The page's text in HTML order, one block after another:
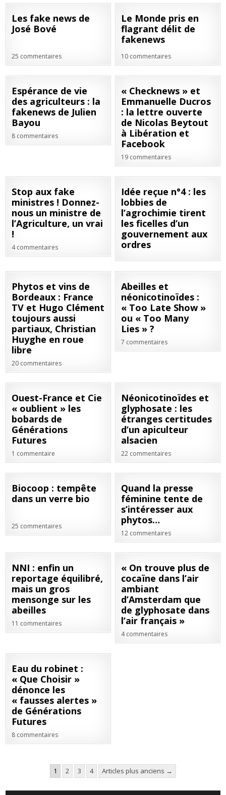
27
SEP
Les fake news de
José Bové
25 commentaires
02
OCT
Le Monde pris en
flagrant délit de
fakenews
10 commentaires
OCT
2017
Espérance de vie
des agriculteurs : la
fakenews de Julien
Bayou
8 commentaires
06
JUIL
2019
« Checknews » et
Emmanuelle Ducros
: la lettre ouverte
de Nicolas Beytout
à Libération et
Facebook
19 commentaires
2018
Stop aux fake
ministres ! Donnez-
nous un ministre de
l’Agriculture, un vrai
!
4 commentaires
25
AOÛT
Idée reçue n°4 : les
lobbies de
l’agrochimie tirent
les ficelles d’un
gouvernement aux
ordres
14
AVR
2021
Phytos et vins de
Bordeaux : France
TV et Hugo Clément
toujours aussi
partiaux, Christian
Huyghe en roue
libre
20 commentaires
2021
Abeilles et
néonicotinoïdes :
« Too Late Show »
ou « Too Many
Lies » ?
7 commentaires
31
MAR
Ouest-France et Cie
« oublient » les
bobards de
Générations
Futures
1 commentaire
18
FÉV
Néonicotinoïdes et
glyphosate : les
étranges certitudes
d’un apiculteur
alsacien
22 commentaires
28
JAN
2021
Biocoop : tempête
dans un verre bio
25 commentaires
2021
Quand la presse
féminine tente de
s’intéresser aux
phytos…
12 commentaires
SEP
2020
NNI : enfin un
reportage équilibré,
mais un gros
mensonge sur les
abeilles
11 commentaires
03
JUIL
2020
« On trouve plus de
cocaïne dans l’air
ambiant
d’Amsterdam que
de glyphosate dans
l’air français »
4 commentaires
Eau du robinet :
« Que Choisir »
dénonce les
« fausses alertes »
de Générations
Futures
8 commentaires
Pagination
1 2 3 4 Articles plus anciens →